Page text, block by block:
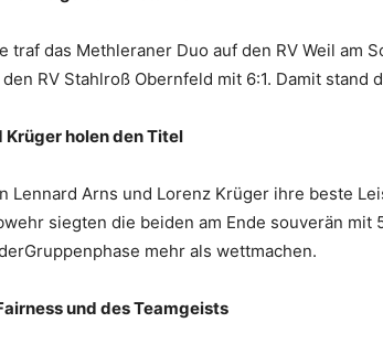
traf das Methleraner Duo auf den RV Weil am
RV Stahlroß Obernfeld mit 6:1. Damit
Krüger holen den Titel
Lennard Arns und Lorenz Krüger ihre beste
siegten die beiden am Ende souverän
mehr als wettmachen.
und des Teamgeists